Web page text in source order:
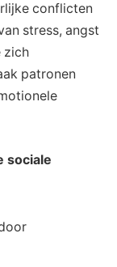
conflicten
stress, angst
zich
patronen
sociale